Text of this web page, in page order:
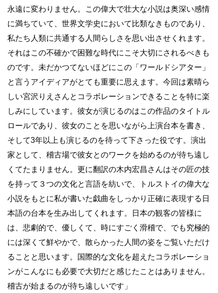
永遠に変わりません。この偉大で壮大な小説は奥深い感情
に満ちていて、世界文学史において比類なきものであり、
私たち人類に共通する人間らしさを思い出させくれます。
それはこの不確かで困難な時代にこそ大切にされるべきも
のです。未だかつてないほどにこの「ワールドシアター」
と言うアイディアがとても重要に思えます。今回は素晴ら
しい宮沢りえさんとコラボレーションできることを特に楽
しみにしています。彼女が演じるのはこの作品のタイトル
ロールであり、彼女のことを思いながら上演台本を書き、
そして3年以上も演じるのを待って下さった役です。演出
家として、稽古場で彼女とのワークを始めるのが待ち遠し
くてたまりません。更に翻訳の木内宏昌さんはその匠の技
を持って３つの文化と言語を紡いで、トルストイの偉大な
小説をもとに私が書いた戯曲をしっかり正確に表現する日
本語の台本を生み出してくれます。日本の観客の皆様に
は、悲劇的で、優しくて、時にすごく滑稽で、でも究極的
には深くて鮮やかで、散らかった人間の姿をご覧いただけ
ることと思います。国際的な文化を超えたコラボレーショ
ンがこんなにも必要で大切だと感じたことはありません。
稽古が始まるのが待ち遠しいです」